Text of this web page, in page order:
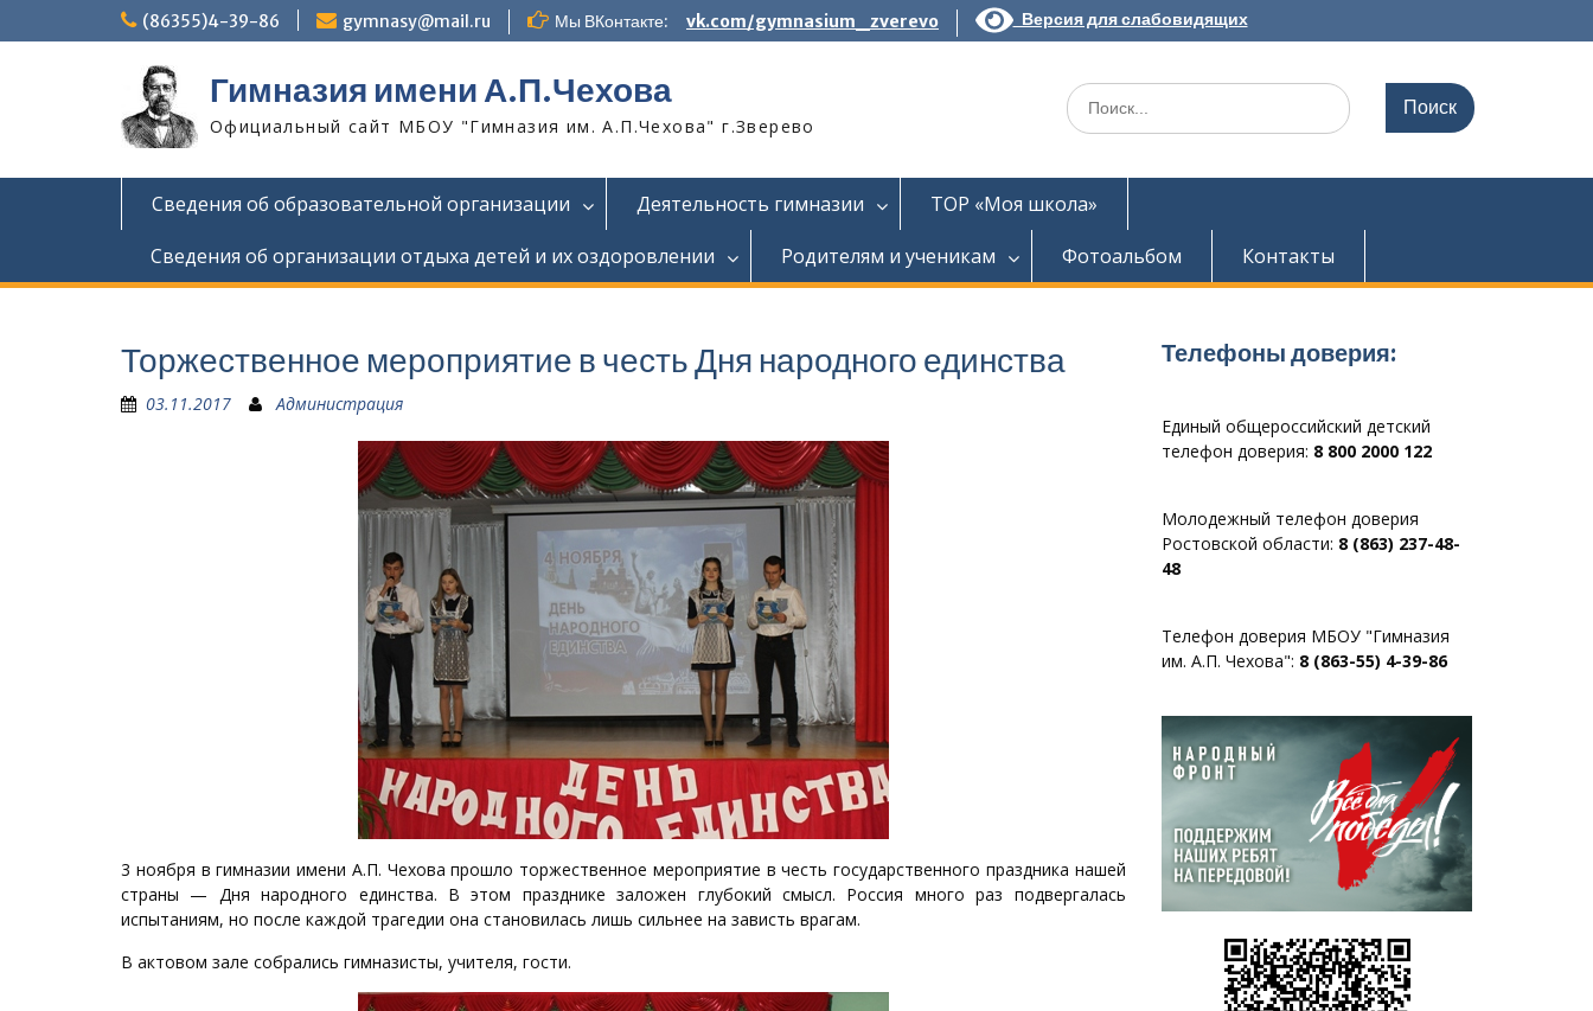
to
(86355)4-39-86 gymnasy@mail.ru Мы ВКонтакте: vk.com/gymnasium_zverevo Версия для слабовидящих
Гимназия имени А.П.Чехова
Официальный сайт МБОУ "Гимназия им. А.П.Чехова" г.Зверево
Search
for:
Сведения об образовательной организации Деятельность гимназии
ТОР «Моя школа»
Сведения об организации отдыха детей и их оздоровлении
Родителям и ученикам Фотоальбом Контакты
Торжественное мероприятие в честь Дня народного единства
03.11.2017 Администрация
3 ноября в гимназии имени А.П. Чехова прошло торжественное мероприятие в честь государственного праздника нашей
страны — Дня народного единства. В этом празднике заложен глубокий смысл. Россия много раз подвергалась
испытаниям, но после каждой трагедии она становилась лишь сильнее на зависть врагам.
В актовом зале собрались гимназисты, учителя, гости.
Телефоны доверия:
Единый общероссийский детский
телефон доверия: 8 800 2000 122
Молодежный телефон доверия
Ростовской области: 8 (863) 237-48-
48
Телефон доверия МБОУ "Гимназия
им. А.П. Чехова": 8 (863-55) 4-39-86